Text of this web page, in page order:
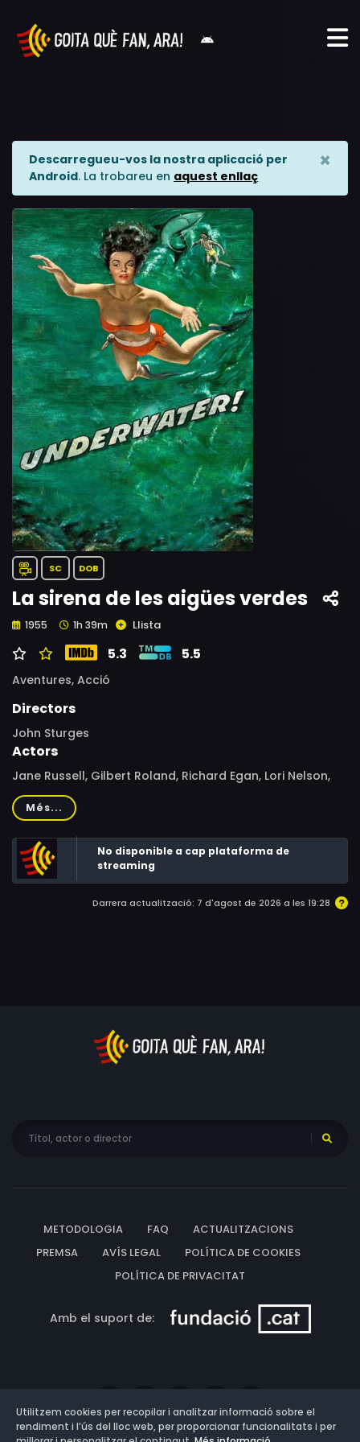
Descarregueu-vos la nostra aplicació per
Android. La trobareu en aquest enllaç
×
SC DOB
La sirena de les aigües verdes
1955 1h 39m Llista
5.3 5.5
Aventures, Acció
Directors
John Sturges
Actors
Jane Russell, Gilbert Roland, Richard Egan, Lori Nelson,
Robert Keith, Joseph Calleia, Eugene Iglesias, Ric Roman,
Dámaso Pérez Prado, James H. Russell, Dan Bernaducci
Més...
No disponible a cap plataforma de
streaming
Darrera actualització: 7 d'agost de 2026 a les 19:28
METODOLOGIA FAQ
ACTUALITZACIONS
PREMSA
AVÍS LEGAL
POLÍTICA DE COOKIES
POLÍTICA DE PRIVACITAT
Amb el suport de:
Utilitzem cookies per recopilar i analitzar informació sobre el
rendiment i l’ús del lloc web, per proporcionar funcionalitats i per